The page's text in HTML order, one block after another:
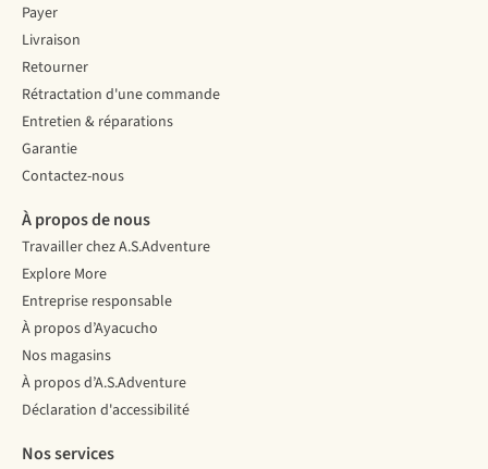
Payer
Livraison
Retourner
Rétractation d'une commande
Entretien & réparations
Garantie
Contactez-nous
À propos de nous
Travailler chez A.S.Adventure
Explore More
Entreprise responsable
À propos d’Ayacucho
Nos magasins
À propos d’A.S.Adventure
Déclaration d'accessibilité
Nos services